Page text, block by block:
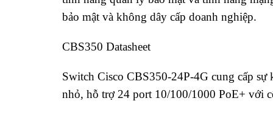
bảo mật và không dây cấp doanh nghiệp.
CBS350 Datasheet
Switch Cisco CBS350-24P-4G cung cấp
nhỏ, hỗ trợ 24 port 10/100/1000 PoE+ với